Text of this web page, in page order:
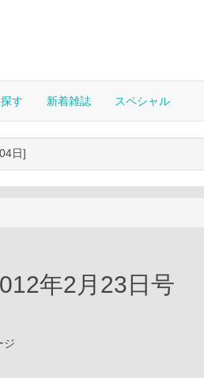
す 新着雑誌 スペシャル
日]
年2月23日号
ジ